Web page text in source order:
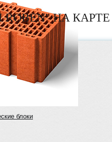
блоки
НА КАРТЕ